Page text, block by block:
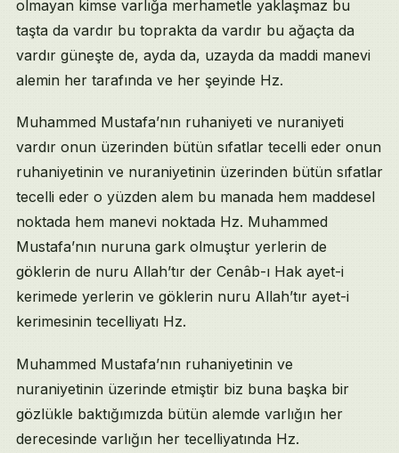
olmayan kimse varlığa merhametle yaklaşmaz bu
taşta da vardır bu toprakta da vardır bu ağaçta da
vardır güneşte de, ayda da, uzayda da maddi manevi
alemin her tarafında ve her şeyinde Hz.
Muhammed Mustafa’nın ruhaniyeti ve nuraniyeti
vardır onun üzerinden bütün sıfatlar tecelli eder onun
ruhaniyetinin ve nuraniyetinin üzerinden bütün sıfatlar
tecelli eder o yüzden alem bu manada hem maddesel
noktada hem manevi noktada Hz. Muhammed
Mustafa’nın nuruna gark olmuştur yerlerin de
göklerin de nuru Allah’tır der Cenâb-ı Hak ayet-i
kerimede yerlerin ve göklerin nuru Allah’tır ayet-i
kerimesinin tecelliyatı Hz.
Muhammed Mustafa’nın ruhaniyetinin ve
nuraniyetinin üzerinde etmiştir biz buna başka bir
gözlükle baktığımızda bütün alemde varlığın her
derecesinde varlığın her tecelliyatında Hz.